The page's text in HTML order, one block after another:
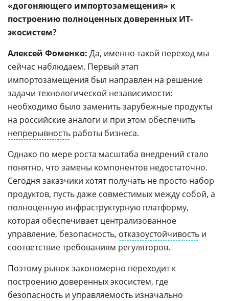
«догоняющего импортозамещения» к
построению полноценных доверенных ИТ-
экосистем?
Алексей Фоменко: Да, именно такой переход мы
сейчас наблюдаем. Первый этап
импортозамещения был направлен на решение
задачи технологической независимости:
необходимо было заменить зарубежные продукты
на российские аналоги и при этом обеспечить
непрерывность работы бизнеса.
Однако по мере роста масштаба внедрений стало
понятно, что замены компонентов недостаточно.
Сегодня заказчики хотят получать не просто набор
продуктов, пусть даже совместимых между собой, а
полноценную инфраструктурную платформу,
которая обеспечивает централизованное
управление, безопасность, отказоустойчивость и
соответствие требованиям регуляторов.
Поэтому рынок закономерно переходит к
построению доверенных экосистем, где
безопасность и управляемость изначально